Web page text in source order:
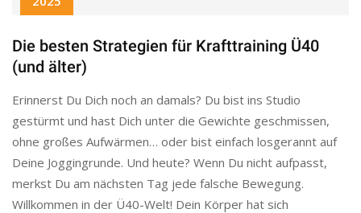
Die besten Strategien für Krafttraining Ü40
(und älter)
Erinnerst Du Dich noch an damals? Du bist ins Studio
gestürmt und hast Dich unter die Gewichte geschmissen,
ohne großes Aufwärmen… oder bist einfach losgerannt auf
Deine Joggingrunde. Und heute? Wenn Du nicht aufpasst,
merkst Du am nächsten Tag jede falsche Bewegung.
Willkommen in der Ü40-Welt! Dein Körper hat sich